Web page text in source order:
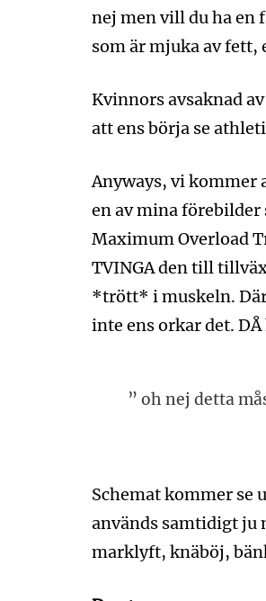
nej men vill du ha en
som är mjuka av fett,
Kvinnors avsaknad
att ens börja se
Anyways, vi kommer
en av mina förebilder
Maximum Overload
TVINGA den till
*trött* i muskeln.
inte ens orkar det.
” oh nej detta
Schemat kommer se
används samtidigt
marklyft, knäböj,